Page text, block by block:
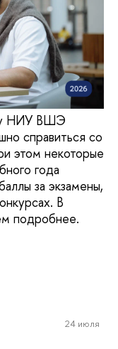
НИУ ВШЭ
справиться со
этом некоторые
года
за экзамены,
В
подробнее.
24 июля